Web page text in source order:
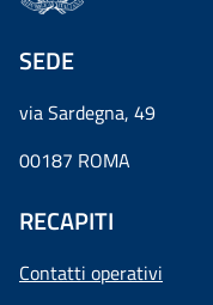
SEDE
via Sardegna, 49
00187 ROMA
RECAPITI
Contatti operativi